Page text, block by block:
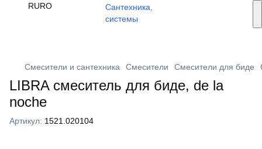
Услуги монтажа
🔥 Акции и скидки
RURO
Смесители и сантехника Смесители Смесители для биде
LIBRA смеситель для биде, de la
noche
Артикул: 1521.020104